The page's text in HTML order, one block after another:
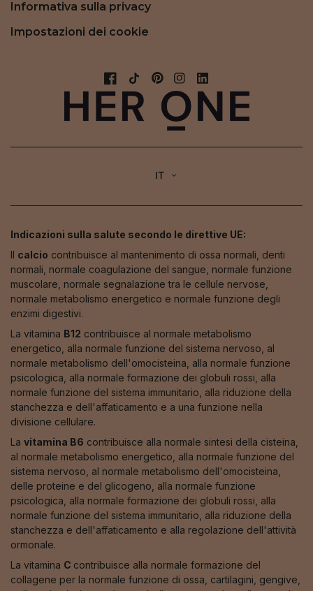
Informativa sulla privacy
Impostazioni dei cookie
IT
Indicazioni sulla salute secondo le direttive UE:
Il calcio contribuisce al mantenimento di ossa normali, denti
normali, normale coagulazione del sangue, normale funzione
muscolare, normale segnalazione tra le cellule nervose,
normale metabolismo energetico e normale funzione degli
enzimi digestivi.
La vitamina B12 contribuisce al normale metabolismo
energetico, alla normale funzione del sistema nervoso, al
normale metabolismo dell'omocisteina, alla normale funzione
psicologica, alla normale formazione dei globuli rossi, alla
normale funzione del sistema immunitario, alla riduzione della
stanchezza e dell'affaticamento e a una funzione nella
divisione cellulare.
La vitamina B6 contribuisce alla normale sintesi della cisteina,
al normale metabolismo energetico, alla normale funzione del
sistema nervoso, al normale metabolismo dell'omocisteina,
delle proteine e del glicogeno, alla normale funzione
psicologica, alla normale formazione dei globuli rossi, alla
normale funzione del sistema immunitario, alla riduzione della
stanchezza e dell'affaticamento e alla regolazione dell'attività
ormonale.
La vitamina C contribuisce alla normale formazione del
collagene per la normale funzione di ossa, cartilagini, gengive,